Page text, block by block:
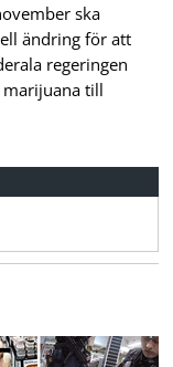
ska
ändring för att
regeringen
till